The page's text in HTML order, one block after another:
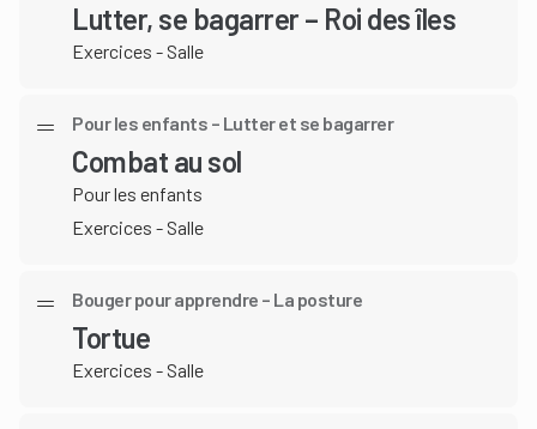
Lutter, se bagarrer – Roi des îles
Exercices - Salle
Pour les enfants – Lutter et se bagarrer
Combat au sol
Pour les enfants
Exercices - Salle
Bouger pour apprendre – La posture
Tortue
Exercices - Salle